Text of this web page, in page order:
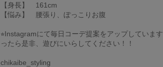
【身長】 161cm
【悩み】 腰張り、ぽっこりお腹
⭐︎Instagramにて毎日コーデ提案をアップしていま
ったら是非、遊びにいらしてください！！
chikaibe_styling